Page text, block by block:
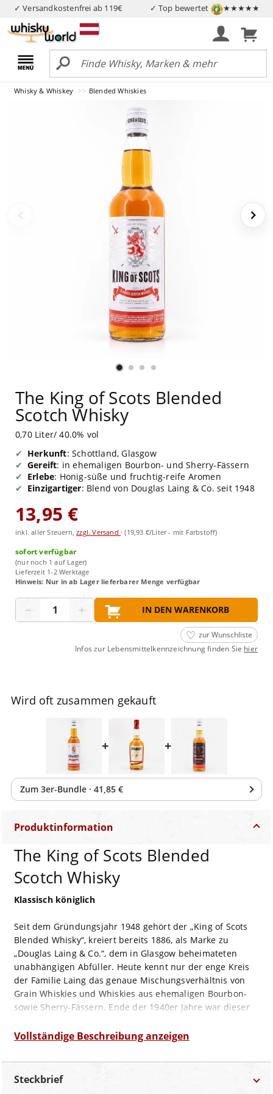
✓ Versandkostenfrei ab 119€ ✓ Top bewertet ★★★★★
Whisky & Whiskey Blended Whiskies
The King of Scots Blended
Scotch Whisky
0,70 Liter/ 40.0% vol
Herkunft: Schottland, Glasgow
Gereift: in ehemaligen Bourbon- und Sherry-Fässern
Erlebe: Honig-süße und fruchtig-reife Aromen
Einzigartiger: Blend von Douglas Laing & Co. seit 1948
13,95 €
inkl. aller Steuern,zzgl. Versand ·(19,93 €/Liter - mit Farbstoff)
sofort verfügbar
(nur noch 1 auf Lager)
Lieferzeit 1-2 Werktage
Hinweis: Nur in ab Lager lieferbarer Menge verfügbar
− + IN DEN WARENKORB
zur Wunschliste
Infos zur Lebensmittelkennzeichnung finden Sie hier
Wird oft zusammen gekauft
+ +
Zum 3er-Bundle · 41,85 €
Produktinformation
The King of Scots Blended
Scotch Whisky
Klassisch königlich
Seit dem Gründungsjahr 1948 gehört der „King of Scots
Blended Whisky“, kreiert bereits 1886, als Marke zu
„Douglas Laing & Co.“, dem in Glasgow beheimateten
unabhängigen Abfüller. Heute kennt nur der enge Kreis
der Familie Laing das genaue Mischungsverhältnis von
Grain Whiskies und Whiskies aus ehemaligen Bourbon-
sowie Sherry-Fässern. Ende der 1940er Jahre war dieser
gegründeten Unternehmens und legte den Grundstein
zweiter Generation Fred Laing als Master Blender
zuständig für die Auswahl der Fässer und ihre
Vollständige Beschreibung anzeigen
Steckbrief